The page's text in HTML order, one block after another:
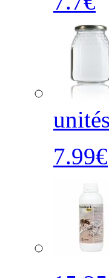
unités
7.99€